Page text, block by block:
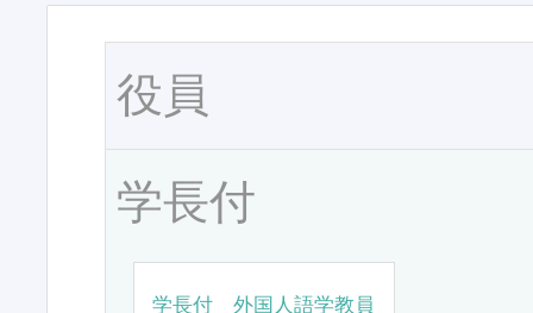
役員
学長付
学長付 外国人語学教員